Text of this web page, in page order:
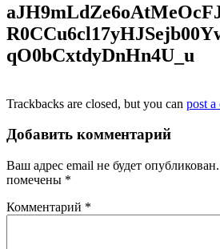
qO0bCxtdyDnHn4U_u
Trackbacks are closed, but you can post a
Добавить комментарий
Ваш адрес email не будет опубликован.
помечены *
Комментарий *